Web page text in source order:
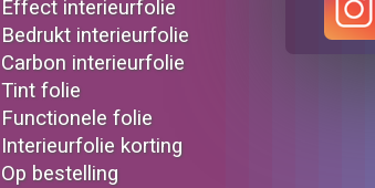
Effect interieurfolie
Bedrukt interieurfolie
Carbon interieurfolie
Tint folie
Functionele folie
Interieurfolie korting
Op bestelling